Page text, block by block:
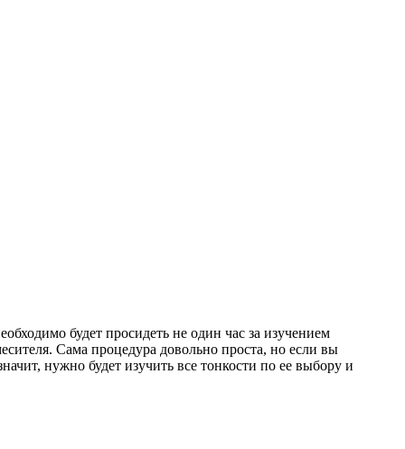
будет просидеть не один час за изучением
Сама процедура довольно проста, но если вы
нужно будет изучить все тонкости по ее выбору и